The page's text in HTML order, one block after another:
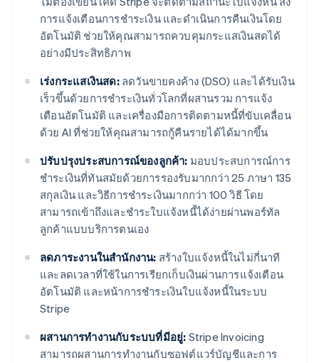
การแจ้งเตือนการชำระเงิน และดำเนินการคืนเงินโดย
อัตโนมัติ ช่วยให้คุณสามารถควบคุมกระแสเงินสดได้
อย่างมีประสิทธิภาพ
เร่งกระแสเงินสด:ลดวันขายคงค้าง (DSO) และได้รับเงิน
เร็วขึ้นด้วยการชำระเงินทั่วโลกที่ผสานรวม การแจ้ง
เตือนอัตโนมัติ และเครื่องมือการติดตามหนี้ที่ขับเคลื่อน
ด้วย AI ที่ช่วยให้คุณสามารถกู้คืนรายได้ได้มากขึ้น
ปรับปรุงประสบการณ์ของลูกค้า: มอบประสบการณ์การ
ชำระเงินที่ทันสมัยด้วยการรองรับมากกว่า 25 ภาษา 135
สกุลเงิน และวิธีการชำระเงินมากกว่า 100 วิธี โดย
สามารถเข้าถึงและชำระใบแจ้งหนี้ได้ง่ายผ่านพอร์ทัล
ลูกค้าแบบบริการตนเอง
ลดภาระงานในสำนักงาน: สร้างใบแจ้งหนี้ในไม่กี่นาที
และลดเวลาที่ใช้ในการเรียกเก็บเงินผ่านการแจ้งเตือน
อัตโนมัติ และหน้าการชำระเงินใบแจ้งหนี้ในระบบ
Stripe
ผสานการทำงานกับระบบที่มีอยู่: Stripe Invoicing
สามารถผสานการทำงานกับซอฟต์แวร์บัญชีและการ